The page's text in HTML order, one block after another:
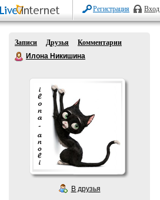
Регистрация Вход
Записи Друзья
Комментарии
Илона Никишина
В друзья